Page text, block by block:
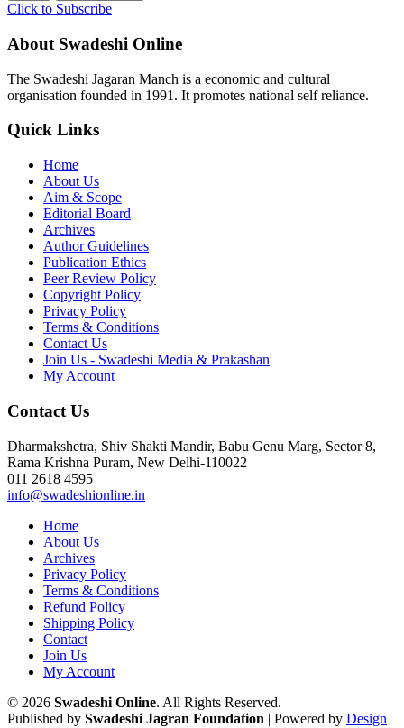
Click to Subscribe
About Swadeshi Online
The Swadeshi Jagaran Manch is a economic and cultural
organisation founded in 1991. It promotes national self reliance.
Quick Links
Home
About Us
Aim & Scope
Editorial Board
Archives
Author Guidelines
Publication Ethics
Peer Review Policy
Copyright Policy
Privacy Policy
Terms & Conditions
Contact Us
Join Us - Swadeshi Media & Prakashan
My Account
Contact Us
Dharmakshetra, Shiv Shakti Mandir, Babu Genu Marg, Sector 8,
Rama Krishna Puram, New Delhi-110022
011 2618 4595
info@swadeshionline.in
Home
About Us
Archives
Privacy Policy
Terms & Conditions
Refund Policy
Shipping Policy
Contact
Join Us
My Account
© 2026 Swadeshi Online. All Rights Reserved.
Published by Swadeshi Jagran Foundation | Powered by Design